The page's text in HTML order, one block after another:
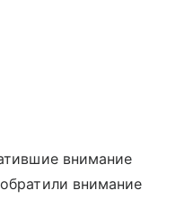
внимание
внимание